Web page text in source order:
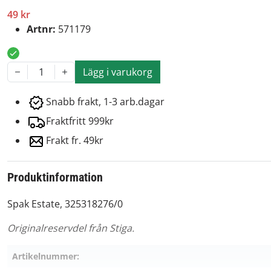
49 kr
Artnr: 571179
1 Lägg i varukorg
Snabb frakt, 1-3 arb.dagar
Fraktfritt 999kr
Frakt fr. 49kr
Produktinformation
Spak Estate, 325318276/0
Originalreservdel från Stiga.
Artikelnummer: